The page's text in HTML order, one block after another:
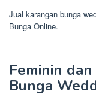
Jual karangan bunga
Bunga Online.
Feminin
Bunga